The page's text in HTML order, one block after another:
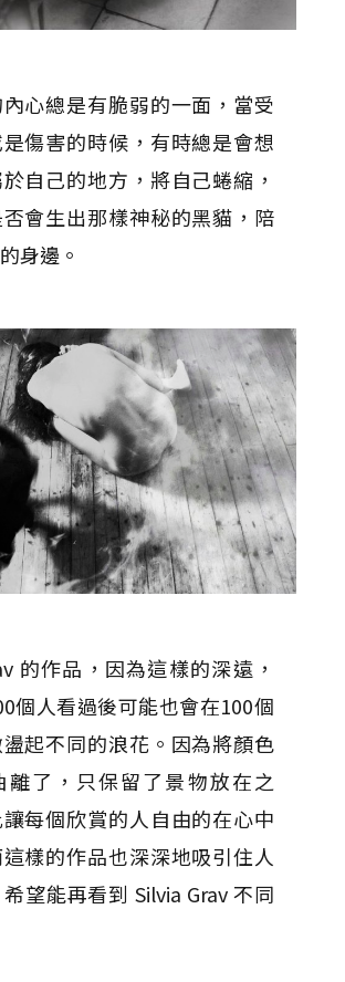
心總是有脆弱的一面，當受
傷害的時候，有時總是會想
自己的地方，將自己蜷縮，
會生出那樣神秘的黑貓，陪
身邊。
的作品，因為這樣的深遠，
個人看過後可能也會在100個
起不同的浪花。因為將顏色
離了，只保留了景物放在之
每個欣賞的人自由的在心中
樣的作品也深深地吸引住人
望能再看到 Silvia Grav 不同